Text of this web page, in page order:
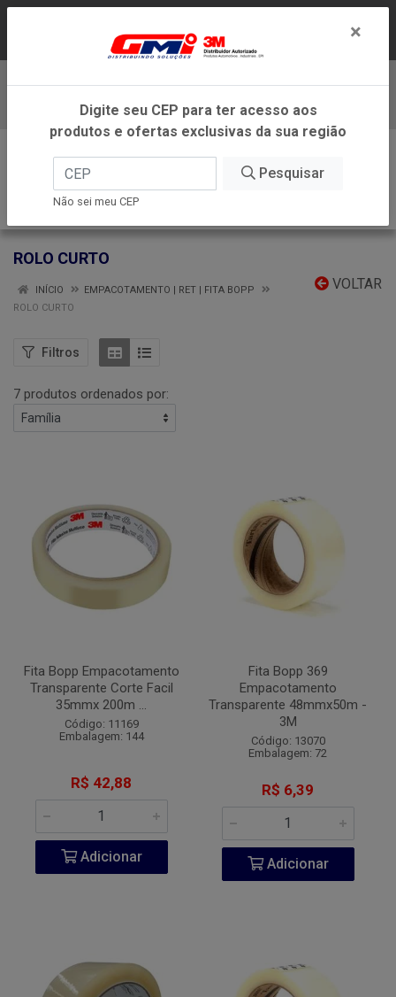
DENTRO DO ESTADO DE MINAS GERAIS.
ROLO CURTO
VOLTAR
INÍCIO
EMPACOTAMENTO | RET | FITA BOPP
ROLO CURTO
Filtros
7 produtos ordenados por:
Fita Bopp Empacotamento
Transparente Corte Facil
35mmx 200m ...
Código: 11169
Embalagem: 144
R$ 42,88
Adicionar
Fita Bopp 369
Empacotamento
Transparente 48mmx50m -
3M
Código: 13070
Embalagem: 72
R$ 6,39
Adicionar
×
Digite seu CEP para ter acesso aos
produtos e ofertas exclusivas da sua região
Pesquisar
Não sei meu CEP